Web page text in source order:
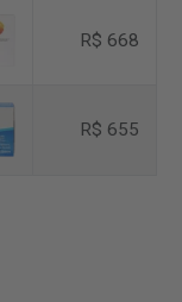
R$ 668
R$ 655